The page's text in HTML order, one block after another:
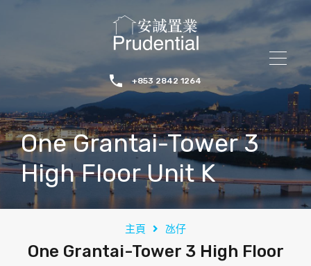
+853 2842 1264
One Grantai-Tower 3
High Floor Unit K
主頁 氹仔
One Grantai-Tower 3 High Floor